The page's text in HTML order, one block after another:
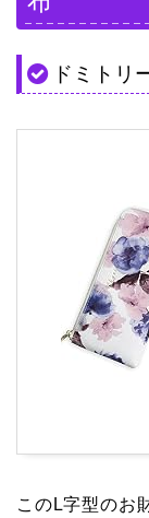
ドミトリ
このL字型のお